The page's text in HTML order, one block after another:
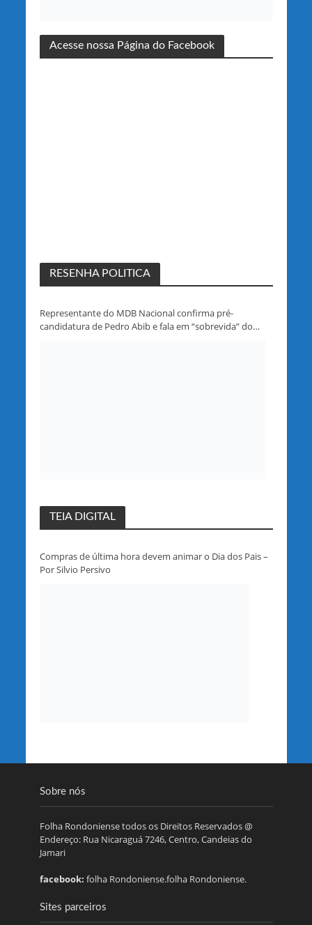
Acesse nossa Página do Facebook
RESENHA POLITICA
Representante do MDB Nacional confirma pré-
candidatura de Pedro Abib e fala em “sobrevida” do
TEIA DIGITAL
Compras de última hora devem animar o Dia dos Pais –
Por Silvio Persivo
Sobre nós
Folha Rondoniense todos os Direitos Reservados @
Endereço: Rua Nicaraguá 7246, Centro, Candeias do
Jamari
facebook: folha Rondoniense.folha Rondoniense.
Sites parceiros